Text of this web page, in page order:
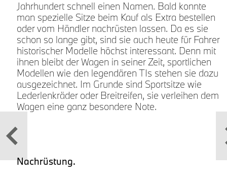
Jahrhundert schnell einen Namen. Bald konnte
man spezielle Sitze beim Kauf als Extra bestellen
oder vom Händler nachrüsten lassen. Da es sie
schon so lange gibt, sind sie auch heute für Fahrer
historischer Modelle höchst interessant. Denn mit
ihnen bleibt der Wagen in seiner Zeit, sportlichen
Modellen wie den legendären TIs stehen sie dazu
ausgezeichnet. Im Grunde sind Sportsitze wie
Lederlenkräder oder Breitreifen, sie verleihen dem
Wagen eine ganz besondere Note.
Nachrüstung.